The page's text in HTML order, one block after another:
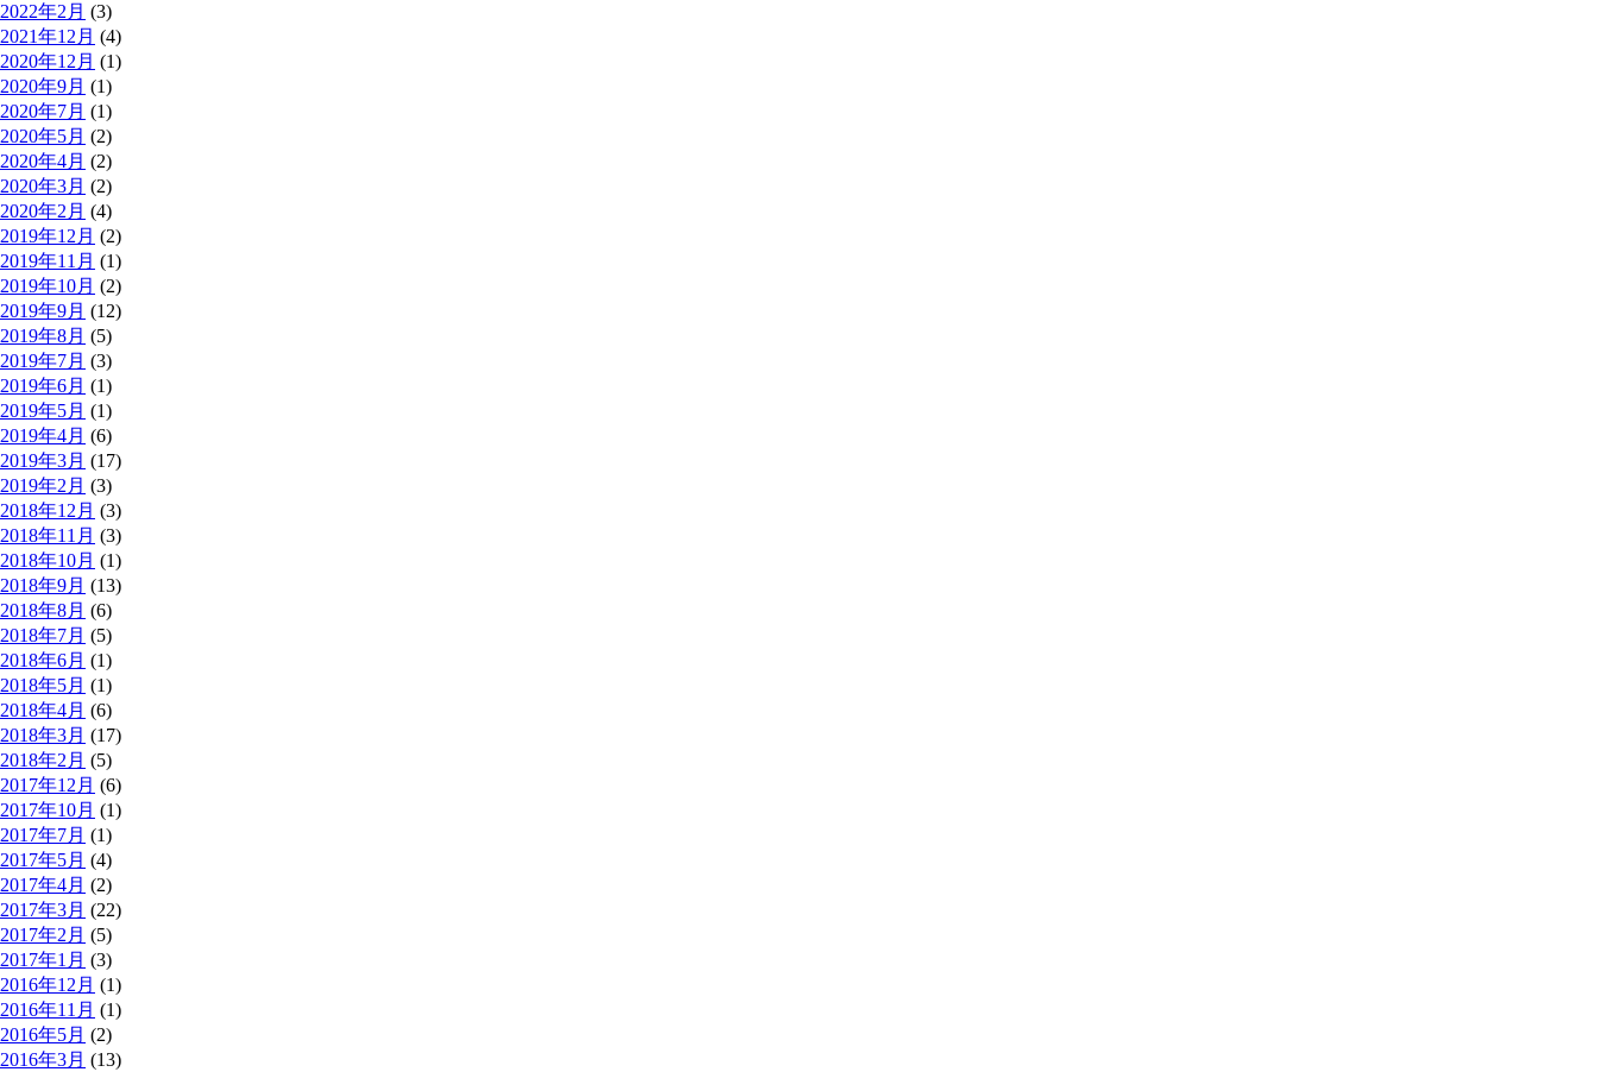
2022年2月 (3)
2021年12月 (4)
2020年12月 (1)
2020年9月 (1)
2020年7月 (1)
2020年5月 (2)
2020年4月 (2)
2020年3月 (2)
2020年2月 (4)
2019年12月 (2)
2019年11月 (1)
2019年10月 (2)
2019年9月 (12)
2019年8月 (5)
2019年7月 (3)
2019年6月 (1)
2019年5月 (1)
2019年4月 (6)
2019年3月 (17)
2019年2月 (3)
2018年12月 (3)
2018年11月 (3)
2018年10月 (1)
2018年9月 (13)
2018年8月 (6)
2018年7月 (5)
2018年6月 (1)
2018年5月 (1)
2018年4月 (6)
2018年3月 (17)
2018年2月 (5)
2017年12月 (6)
2017年10月 (1)
2017年7月 (1)
2017年5月 (4)
2017年4月 (2)
2017年3月 (22)
2017年2月 (5)
2017年1月 (3)
2016年12月 (1)
2016年11月 (1)
2016年5月 (2)
2016年3月 (13)